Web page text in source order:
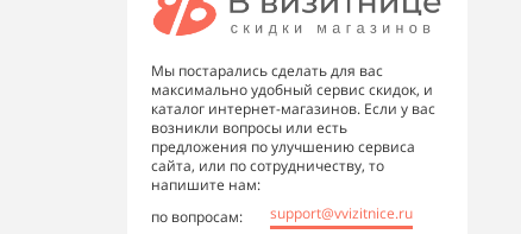
Мы постарались сделать для вас
максимально удобный сервис скидок, и
каталог интернет-магазинов. Если у вас
возникли вопросы или есть
предложения по улучшению сервиса
сайта, или по сотрудничеству, то
напишите нам:
по вопросам:
support@vvizitnice.ru